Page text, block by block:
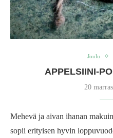
Joulu
APPELSIINI-
20
Mehevä ja aivan ihanan
sopii erityisen hyvin